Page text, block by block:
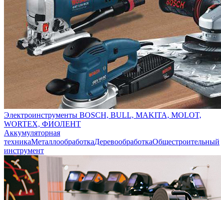
Электроинструменты BOSCH, BULL, MAKITA, MOLOT,
WORTEX, ФИОЛЕНТ
Аккумуляторная
техникаМеталлообработкаДеревообработкаОбщестроительный
инструмент